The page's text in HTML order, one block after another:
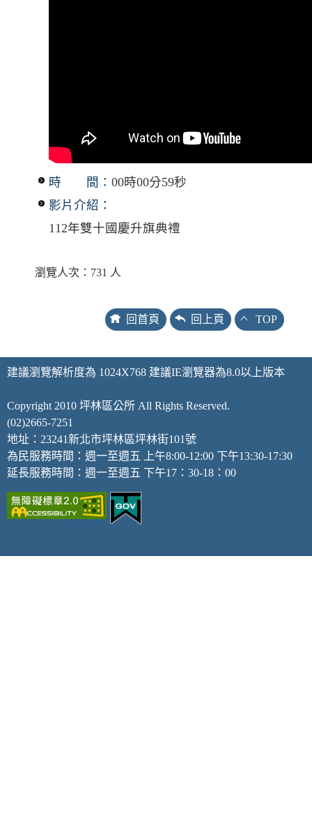
時 間： 00時00分59秒
影片介紹：
112年雙十國慶升旗典禮
瀏覽人次：731 人
回首頁 回上頁 TOP
建議瀏覽解析度為 1024X768 建議IE瀏覽器為8.0以上版本
Copyright 2010 坪林區公所 All Rights Reserved.
(02)2665-7251
地址：23241新北市坪林區坪林街101號
為民服務時間：週一至週五 上午8:00-12:00 下午13:30-17:30
延長服務時間：週一至週五 下午17：30-18：00